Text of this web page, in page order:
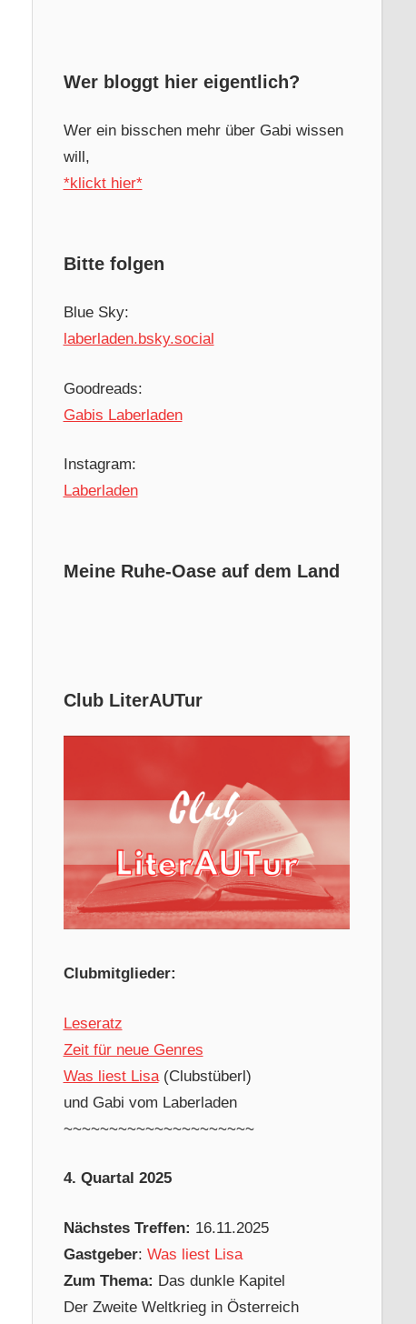
Wer bloggt hier eigentlich?
Wer ein bisschen mehr über Gabi wissen
will,
*klickt hier*
Bitte folgen
Blue Sky:
laberladen.bsky.social
Goodreads:
Gabis Laberladen
Instagram:
Laberladen
Meine Ruhe-Oase auf dem Land
Club LiterAUTur
Clubmitglieder:
Leseratz
Zeit für neue Genres
Was liest Lisa(Clubstüberl)
und Gabi vom Laberladen
~~~~~~~~~~~~~~~~~~~~~
4. Quartal 2025
Nächstes Treffen: 16.11.2025
Gastgeber: Was liest Lisa
Zum Thema: Das dunkle Kapitel
Der Zweite Weltkrieg in Österreich